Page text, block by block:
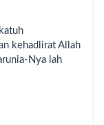
kehadlirat Allah
Nya lah